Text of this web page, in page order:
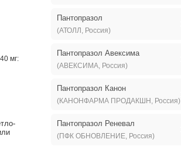
мг:
Пантопразол
(АТОЛЛ, Россия)
Пантопразол Авексима
(АВЕКСИМА, Россия)
Пантопразол Канон
(КАНОНФАРМА ПРОДАКШН, Россия)
Пантопразол Реневал
(ПФК ОБНОВЛЕНИЕ, Россия)